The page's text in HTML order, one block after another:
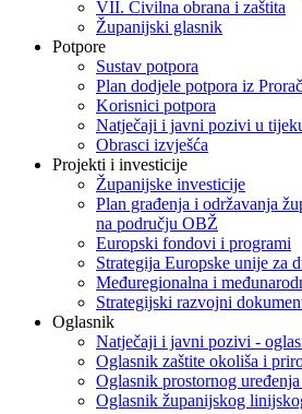
VII. Civilna obrana i zaštita
Županijski glasnik
Potpore
Sustav potpora
Plan dodjele potpora iz
Korisnici potpora
Natječaji i javni pozivi u
Obrasci izvješća
Projekti i investicije
Županijske investicije
Plan građenja i održavanja
na području OBŽ
Europski fondovi i programi
Strategija Europske unije za
Međuregionalna i
Strategijski razvojni
Oglasnik
Natječaji i javni pozivi -
Oglasnik zaštite okoliša i
Oglasnik prostornog
Oglasnik županijskog